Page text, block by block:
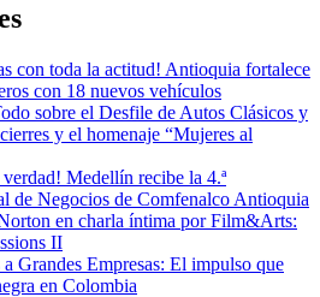
con toda la actitud! Antioquia fortalece
con 18 nuevos vehículos
sobre el Desfile de Autos Clásicos y
y el homenaje “Mujeres al
Medellín recibe la 4.ª
de Negocios de Comfenalco Antioquia
en charla íntima por Film&Arts:
II
Grandes Empresas: El impulso que
en Colombia